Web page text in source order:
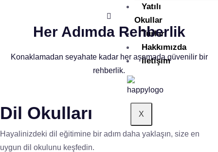
Yatılı
Okullar
Turlar
Hakkımızda
İletişim
X
Her Adımda Rehberlik
Konaklamadan seyahate kadar her aşamada güvenilir bir
rehberlik.
Dil Okulları
Hayalinizdeki dil eğitimine bir adım daha yaklaşın, size en
uygun dil okulunu keşfedin.